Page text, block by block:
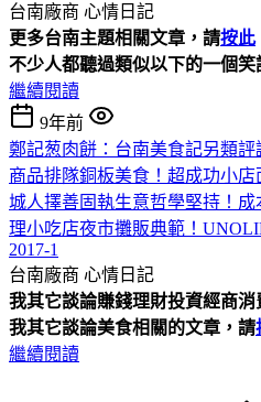
台南廠商 心情日記
更多台南主題相關文章，請按此
不少人都聽過類似以下的一個笑
繼續閱讀
9年前
鄭記葱肉餅：台南美食記另類
商品排隊銅板美食！超成功小
城人擇善固執生意哲學堅持！
理小吃店夜市攤販典範！
2017-1
台南廠商 心情日記
我其它談論賺錢理財投資經商消
我其它談論美食相關的文章，請
繼續閱讀